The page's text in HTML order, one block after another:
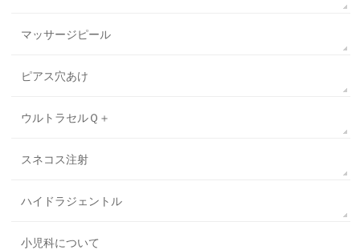
マッサージピール
ピアス穴あけ
ウルトラセルＱ＋
スネコス注射
ハイドラジェントル
小児科について